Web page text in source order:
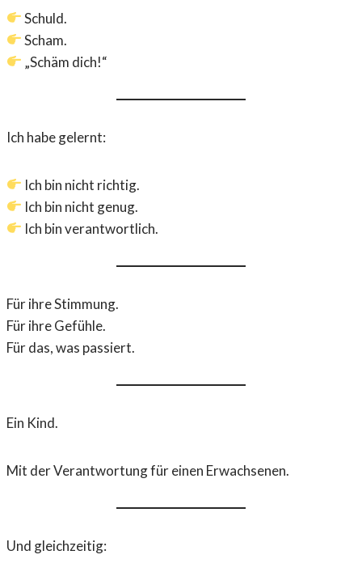
Schuld.
Scham.
„Schäm dich!“
Ich habe gelernt:
Ich bin nicht richtig.
Ich bin nicht genug.
Ich bin verantwortlich.
Für ihre Stimmung.
Für ihre Gefühle.
Für das, was passiert.
Ein Kind.
Mit der Verantwortung für einen Erwachsenen.
Und gleichzeitig: